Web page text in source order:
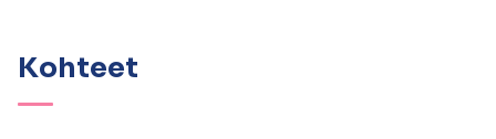
Kohteet